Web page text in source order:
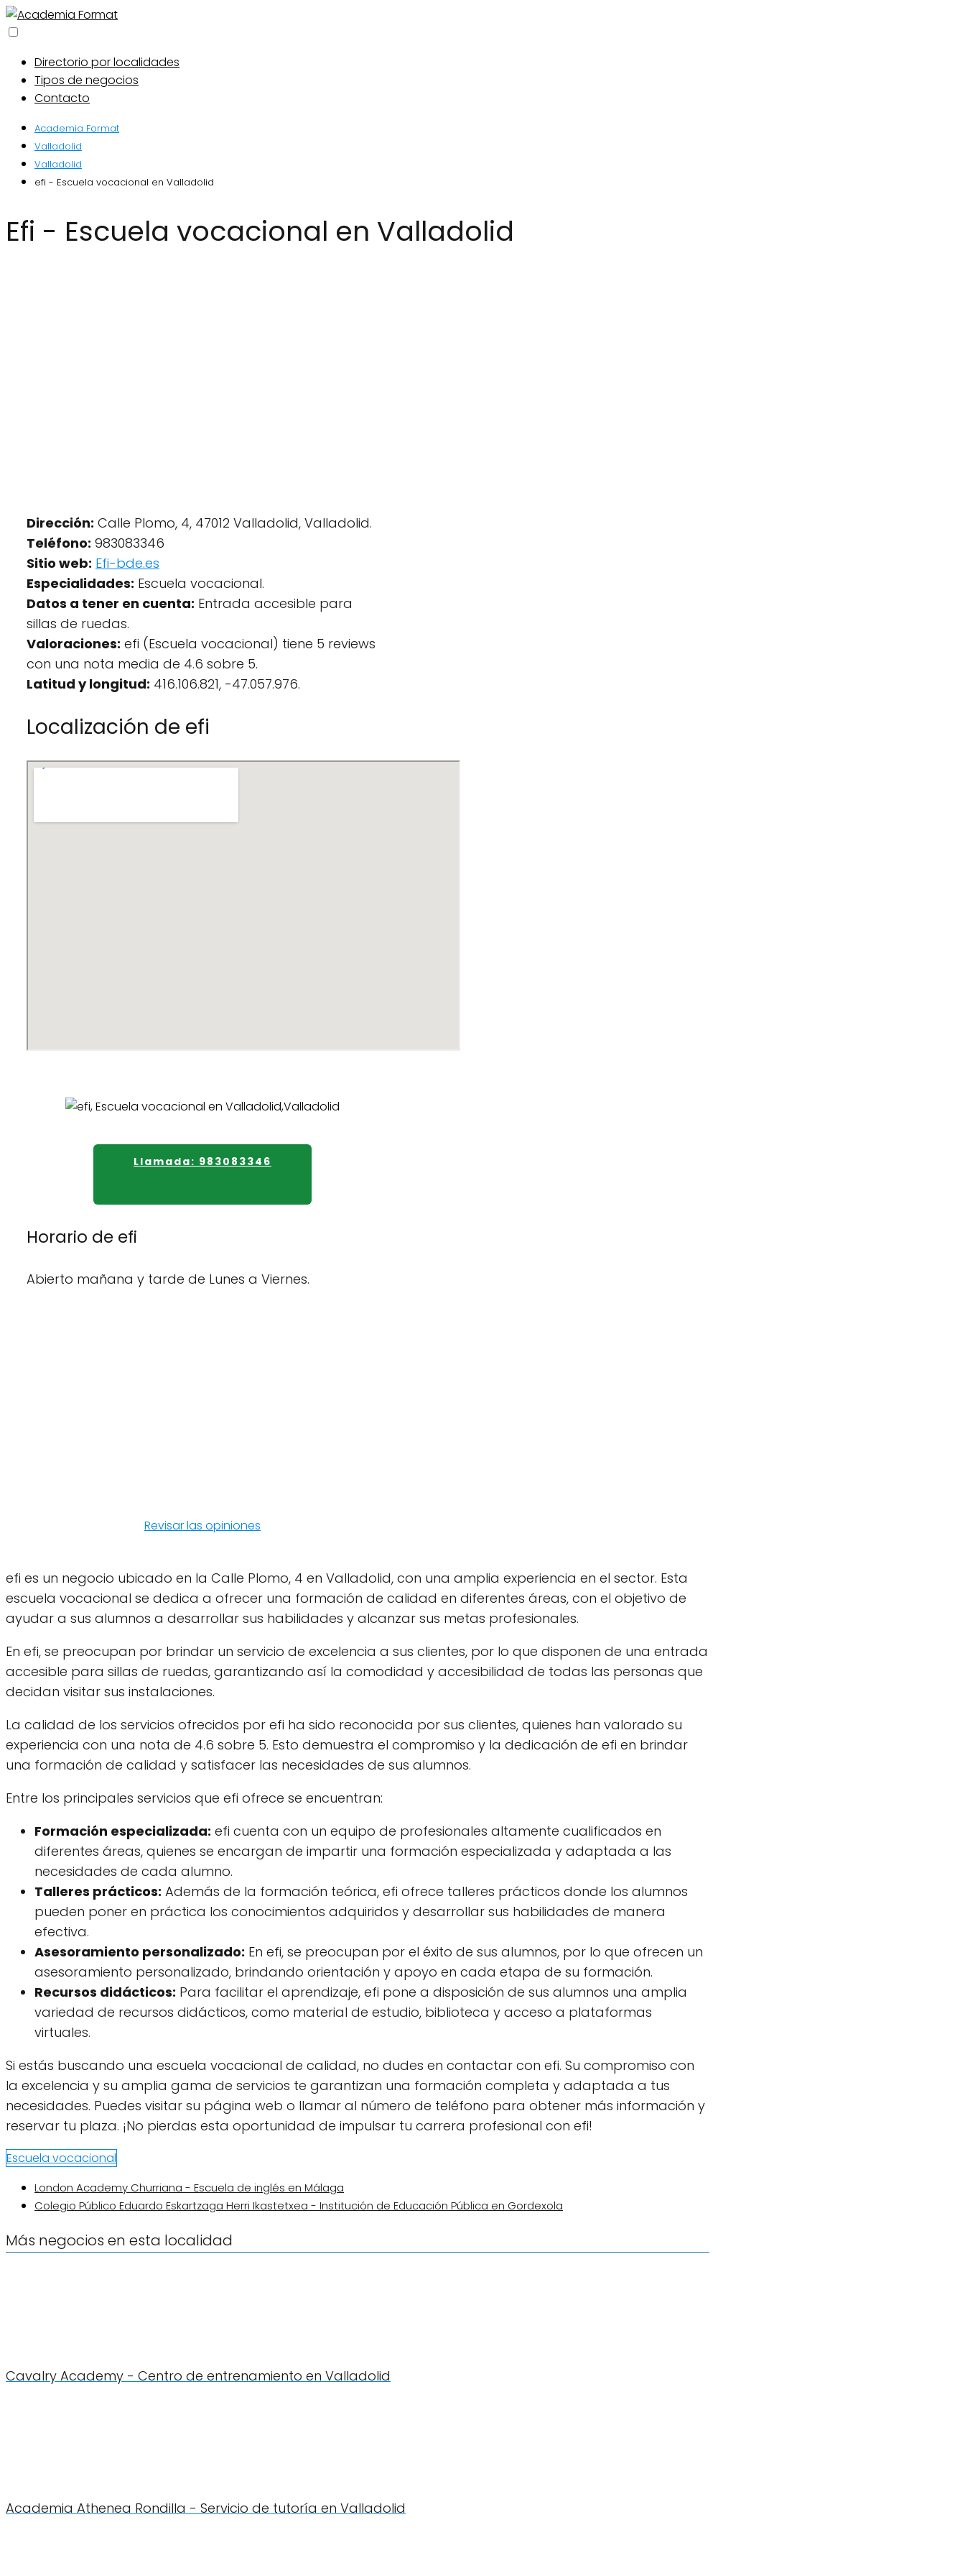
Directorio por localidades
Tipos de negocios
Contacto
Academia Format
Valladolid
Valladolid
efi - Escuela vocacional en Valladolid
efi - Escuela vocacional en Valladolid
Dirección: Calle Plomo, 4, 47012 Valladolid, Valladolid.
Teléfono: 983083346
Sitio web: Efi-bde.es
Especialidades: Escuela vocacional.
Datos a tener en cuenta: Entrada accesible para
sillas de ruedas.
Valoraciones: efi (Escuela vocacional) tiene 5 reviews
con una nota media de 4.6 sobre 5.
Latitud y longitud: 416.106.821, -47.057.976.
Localización de efi
Llamada: 983083346
Horario de efi
Abierto mañana y tarde de Lunes a Viernes.
Revisar las opiniones
efi es un negocio ubicado en la Calle Plomo, 4 en Valladolid, con una amplia experiencia en el sector. Esta
escuela vocacional se dedica a ofrecer una formación de calidad en diferentes áreas, con el objetivo de
ayudar a sus alumnos a desarrollar sus habilidades y alcanzar sus metas profesionales.
En efi, se preocupan por brindar un servicio de excelencia a sus clientes, por lo que disponen de una entrada
accesible para sillas de ruedas, garantizando así la comodidad y accesibilidad de todas las personas que
decidan visitar sus instalaciones.
La calidad de los servicios ofrecidos por efi ha sido reconocida por sus clientes, quienes han valorado su
experiencia con una nota de 4.6 sobre 5. Esto demuestra el compromiso y la dedicación de efi en brindar
una formación de calidad y satisfacer las necesidades de sus alumnos.
Entre los principales servicios que efi ofrece se encuentran:
Formación especializada: efi cuenta con un equipo de profesionales altamente cualificados en
diferentes áreas, quienes se encargan de impartir una formación especializada y adaptada a las
necesidades de cada alumno.
Talleres prácticos: Además de la formación teórica, efi ofrece talleres prácticos donde los alumnos
pueden poner en práctica los conocimientos adquiridos y desarrollar sus habilidades de manera
efectiva.
Asesoramiento personalizado: En efi, se preocupan por el éxito de sus alumnos, por lo que ofrecen un
asesoramiento personalizado, brindando orientación y apoyo en cada etapa de su formación.
Recursos didácticos: Para facilitar el aprendizaje, efi pone a disposición de sus alumnos una amplia
variedad de recursos didácticos, como material de estudio, biblioteca y acceso a plataformas
virtuales.
Si estás buscando una escuela vocacional de calidad, no dudes en contactar con efi. Su compromiso con
la excelencia y su amplia gama de servicios te garantizan una formación completa y adaptada a tus
necesidades. Puedes visitar su página web o llamar al número de teléfono para obtener más información y
reservar tu plaza. ¡No pierdas esta oportunidad de impulsar tu carrera profesional con efi!
Escuela vocacional
London Academy Churriana - Escuela de inglés en Málaga
Colegio Público Eduardo Eskartzaga Herri Ikastetxea - Institución de Educación Pública en Gordexola
Más negocios en esta localidad
Cavalry Academy - Centro de entrenamiento en Valladolid
Academia Athenea Rondilla - Servicio de tutoría en Valladolid